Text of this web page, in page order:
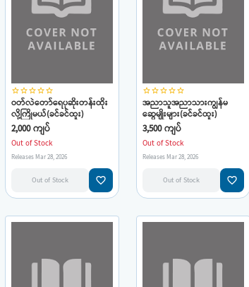
star_borderstar_borderstar_borderstar_borderstar_border
ဝတ်လဲတော်ရေပုဆိုးတန်းထိုး
လို့ကြိုမယ်(ခင်ခင်ထူး)
2,000 ကျပ်
Out of Stock
Releases Mar 28, 2026
Out of Stock favorite_border
star_borderstar_borderstar_borderstar_borderstar_border
အညာသူအညာသားကျွန်မ
ဆွေမျိုးများ(ခင်ခင်ထူး)
3,500 ကျပ်
Out of Stock
Releases Mar 28, 2026
Out of Stock favorite_border